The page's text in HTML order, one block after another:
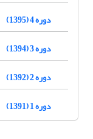
دوره 4 (1395)
دوره 3 (1394)
دوره 2 (1392)
دوره 1 (1391)